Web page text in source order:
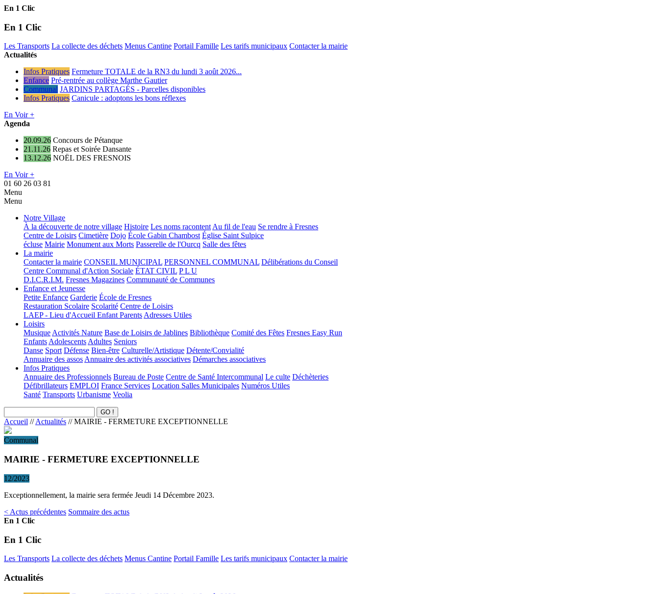
En 1 Clic
En 1 Clic
Les Transports La collecte des déchets Menus Cantine Portail Famille Les tarifs municipaux Contacter la mairie
Actualités
Infos Pratiques Fermeture TOTALE de la RN3 du lundi 3 août 2026...
Enfance Pré-rentrée au collège Marthe Gautier
Communal JARDINS PARTAGÉS - Parcelles disponibles
Infos Pratiques Canicule : adoptons les bons réflexes
En Voir +
Agenda
20.09.26 Concours de Pétanque
21.11.26 Repas et Soirée Dansante
13.12.26 NOËL DES FRESNOIS
En Voir +
01 60 26 03 81
Menu
Menu
Notre Village
À la découverte de notre village Histoire Les noms racontentAu fil de l'eau Se rendre à Fresnes
Centre de Loisirs Cimetière Dojo École Gabin Chambost Église Saint Sulpice
écluse Mairie Monument aux Morts Passerelle de l'Ourcq Salle des fêtes
La mairie
Contacter la mairie CONSEIL MUNICIPAL PERSONNEL COMMUNAL Délibérations du Conseil
Centre Communal d'Action Sociale ÉTAT CIVIL P L U
D.I.C.R.I.M. Fresnes Magazines Communauté de Communes
Enfance et Jeunesse
Petite Enfance Garderie École de Fresnes
Restauration Scolaire Scolarité Centre de Loisirs
LAEP - Lieu d'Accueil Enfant ParentsAdresses Utiles
Loisirs
MusiqueActivités Nature Base de Loisirs de Jablines Bibliothèque Comité des Fêtes Fresnes Easy Run
EnfantsAdolescentsAdultes Seniors
Danse Sport Défense Bien-être Culturelle/Artistique Détente/Convialité
Annuaire des assosAnnuaire des activités associatives Démarches associatives
Infos Pratiques
Annuaire des Professionnels Bureau de Poste Centre de Santé Intercommunal Le culte Déchèteries
Défibrillateurs EMPLOI France Services Location Salles Municipales Numéros Utiles
Santé Transports Urbanisme Veolia
Accueil //Actualités // MAIRIE - FERMETURE EXCEPTIONNELLE
Communal
MAIRIE - FERMETURE EXCEPTIONNELLE
12/2023
Exceptionnellement, la mairie sera fermée Jeudi 14 Décembre 2023.
< Actus précédentes Sommaire des actus
En 1 Clic
En 1 Clic
Les Transports La collecte des déchets Menus Cantine Portail Famille Les tarifs municipaux Contacter la mairie
Actualités